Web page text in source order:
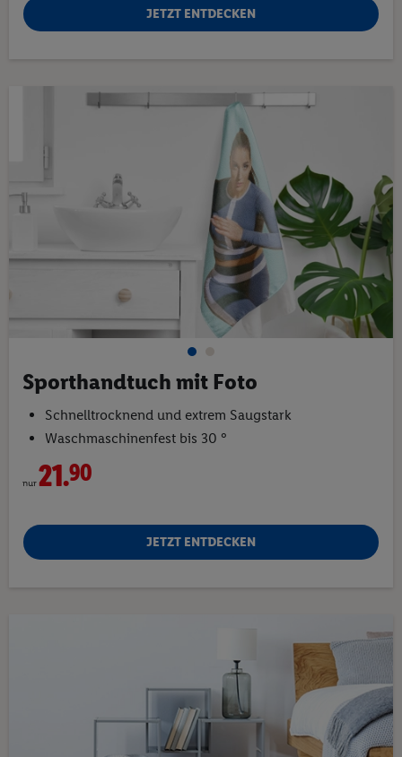
JETZT ENTDECKEN
Sporthandtuch mit Foto
Schnelltrocknend und extrem Saugstark
Waschmaschinenfest bis 30 °
nur21.90
JETZT ENTDECKEN